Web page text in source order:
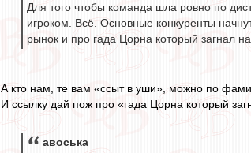
Для того чтобы команда шла ровно по
игроком. Всё. Основные конкуренты
рынок и про гада Цорна который загнал
А кто нам, те вам «ссыт в уши», можно по
И ссылку дай пож про «гада Цорна который
авоська